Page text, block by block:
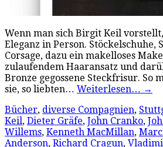
Wenn man sich Birgit Keil
Eleganz in Person. Stöckelschuhe,
Corsage, dazu ein makelloses
zulaufendem Haaransatz und
Bronze gegossene Steckfrisur. So
sie, so liebten… Weiterlesen… →
Bücher, diverse Compagnien,
Keil, Dieter Gräfe, John Cranko,
Willems, Kenneth MacMillan,
Anderson, Richard Cragun,